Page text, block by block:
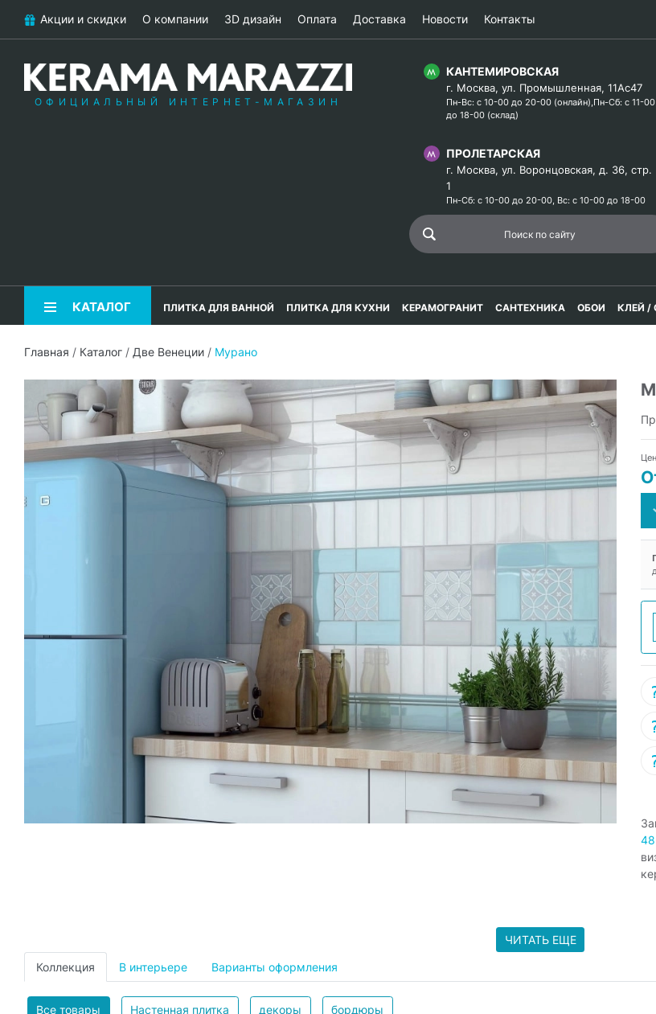
Акции и скидки О компании 3D дизайн Оплата Доставка Новости Контакты
ОФИЦИАЛЬНЫЙ ИНТЕРНЕТ-МАГАЗИН
КАНТЕМИРОВСКАЯ
г. Москва, ул. Промышленная, 11Ас47
Пн-Вс: с 10-00 до 20-00 (онлайн),Пн-Сб: с 11-00
до 18-00 (склад)
ПРОЛЕТАРСКАЯ
г. Москва, ул. Воронцовская, д. 36, стр.
1
Пн-Сб: с 10-00 до 20-00, Вс: с 10-00 до 18-00
КАТАЛОГ ПЛИТКА ДЛЯ ВАННОЙ ПЛИТКА ДЛЯ КУХНИ КЕРАМОГРАНИТ САНТЕХНИКА ОБОИ КЛЕЙ /
Главная / Каталог / Две Венеции / Мурано
ЧИТАТЬ ЕЩЕ
Коллекция В интерьере Варианты оформления
Все товары Настенная плитка декоры бордюры